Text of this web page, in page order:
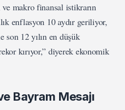
ve makro finansal istikrarın
enflasyon 10 aydır geriliyor,
son 12 yılın en düşük
kırıyor,” diyerek ekonomik
Bayram Mesajı